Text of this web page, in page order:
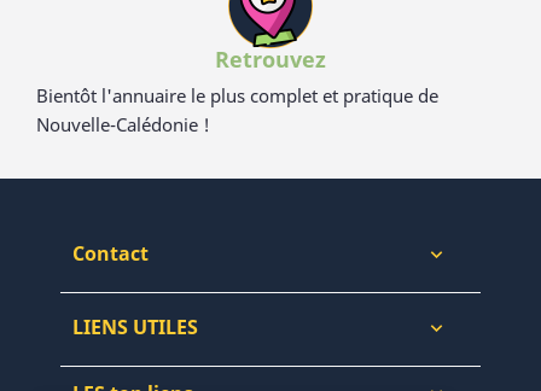
Retrouvez
Bientôt l'annuaire le plus complet et pratique de
Nouvelle-Calédonie !
Contact 
LIENS UTILES 